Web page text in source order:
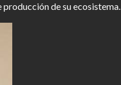
de su ecosistema.